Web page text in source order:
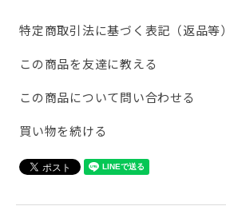
特定商取引法に基づく表記（返品等）
この商品を友達に教える
この商品について問い合わせる
買い物を続ける